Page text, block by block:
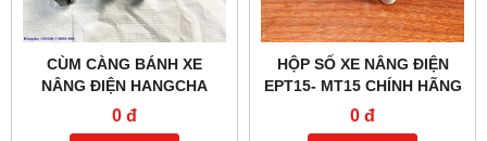
CÙM CÀNG BÁNH XE
NÂNG ĐIỆN HANGCHA
ABS200-310001-000
0 đ
HỘP SỐ XE NÂNG ĐIỆN
EPT15- MT15 CHÍNH HÃNG
0 đ